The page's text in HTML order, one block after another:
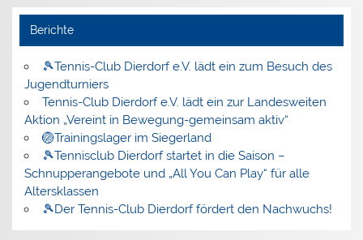
Berichte
🎾Tennis-Club Dierdorf e.V. lädt ein zum Besuch des
Jugendturniers
Tennis-Club Dierdorf e.V. lädt ein zur Landesweiten
Aktion „Vereint in Bewegung-gemeinsam aktiv“
🏐Trainingslager im Siegerland
🎾Tennisclub Dierdorf startet in die Saison –
Schnupperangebote und „All You Can Play“ für alle
Altersklassen
🎾Der Tennis-Club Dierdorf fördert den Nachwuchs!